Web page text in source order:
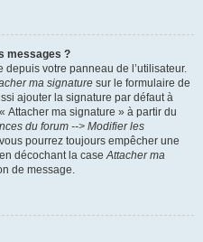
messages ?
depuis votre panneau de l’utilisateur.
ma signature sur le formulaire de
ajouter la signature par défaut à
Attacher ma signature » à partir du
du forum --> Modifier les
pourrez toujours empêcher une
décochant la caseAttacher ma
de message.